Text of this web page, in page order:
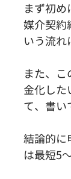
まず初
媒介契
いう流れ
また、
金化した
て、書い
結論的に
は最短5